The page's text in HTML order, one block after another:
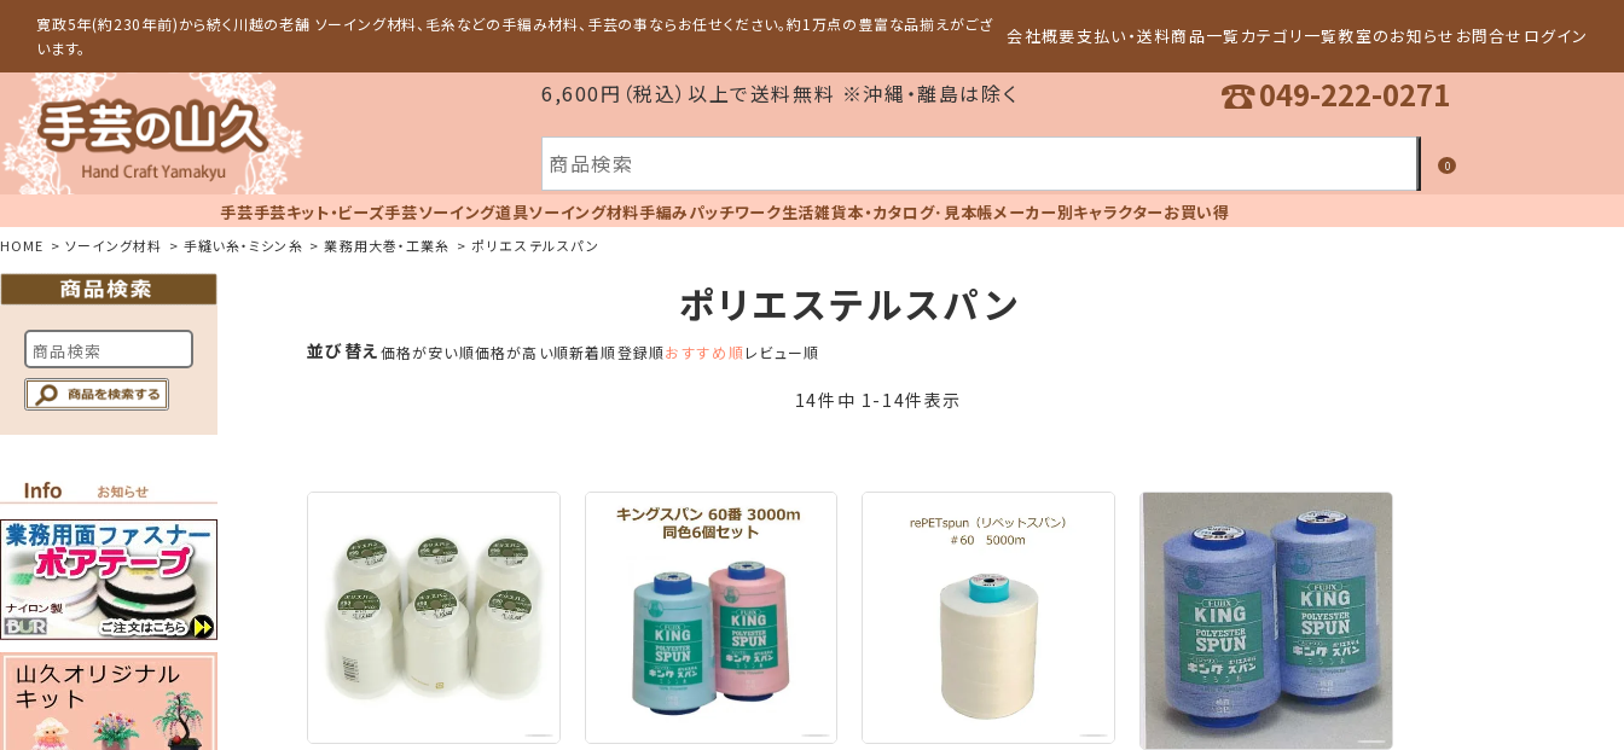
寛政5年(約230年前)から続く川越の老舗 ソーイング材料、毛糸などの手編み材料、手芸の事ならお任せください。約1万点の豊富な品揃えがござ
います。
会社概要支払い・送料商品一覧 カテゴリ一覧教室のお知らせ お問合せ ログイン
6,600円（税込）以上で送料無料 ※沖縄・離島は除く ☎049-222-0271
0
手芸手芸キット・ビーズ手芸ソーイング道具ソーイング材料手編みパッチワーク生活雑貨本・カタログ･見本帳メーカー別キャラクターお買い得
HOME ソーイング材料 手縫い糸・ミシン糸 業務用大巻・工業糸 ポリエステルスパン
ポリエステルスパン
並び替え価格が安い順価格が高い順新着順登録順おすすめ順レビュー順
14件中 1 - 14件表示